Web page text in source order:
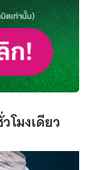
โมงเดียว